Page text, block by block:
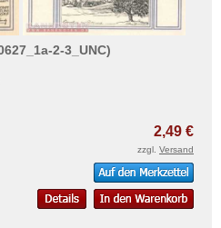
2-3_UNC)
2,49 €
zzgl. Versand